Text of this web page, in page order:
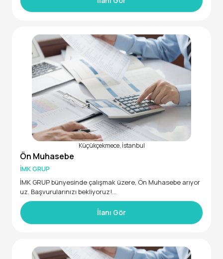
-Gelir-gider takibini yapmak
-Banka ve kasa işlemlerini kontrol etmek
-Muhasebe kayıtlarını düzenli ve doğru tutmak
-Raporlama ve belge takibi yapmak
Aranan Nitelikler:
-Muhasebe veya finans alanında deneyimli
-MS Office ve tercihen muhasebe programlarını kullanabile
Küçükçekmece, İstanbul
Ön Muhasebe
İMK GRUP
İMK GRUP bünyesinde çalışmak üzere, Ön Muhasebe arıyor
uz. Başvurularınızı bekliyoruz!
• En az Lise mezunu
• En az 1 ay deneyimli
İlanı Gör